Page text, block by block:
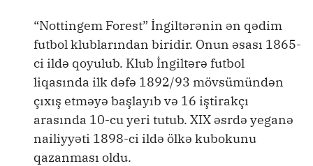
“Nottingem Forest” İngiltərənin ən qədim
futbol klublarından biridir. Onun əsası 1865-
ci ildə qoyulub. Klub İngiltərə futbol
liqasında ilk dəfə 1892/93 mövsümündən
çıxış etməyə başlayıb və 16 iştirakçı
arasında 10-cu yeri tutub. XIX əsrdə yeganə
nailiyyəti 1898-ci ildə ölkə kubokunu
qazanması oldu.